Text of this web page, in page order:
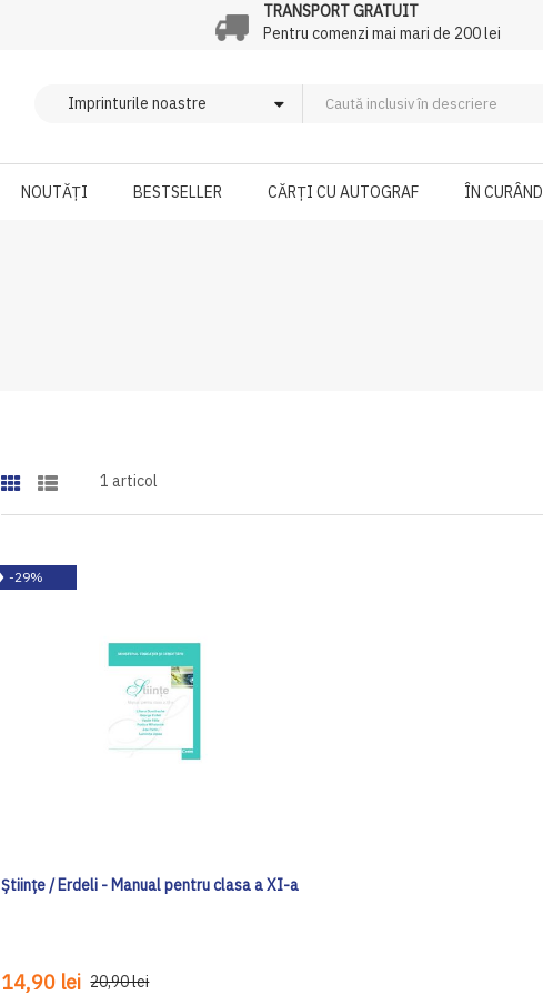
TRANSPORT GRATUIT
Pentru comenzi mai mari de 200 lei
NOUTĂȚI BESTSELLER CĂRȚI CU AUTOGRAF ÎN CURÂND
1 articol
-29%
Ştiinţe / Erdeli - Manual pentru clasa a XI-a
14,90 lei 20,90 lei